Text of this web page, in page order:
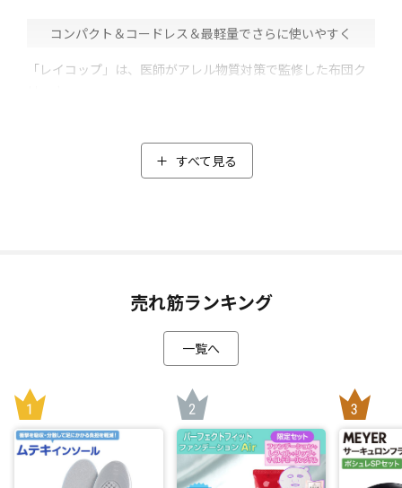
コンパクト＆コードレス＆最軽量でさらに使いやすく
「レイコップ」は、医師がアレル物質対策で監修した布団ク
して吸引。さらに「LED UV」の照射によって、99.9%の除菌
るような使用感を実現。
さらに軽量設計で手首の負担を減らし、スムーズなかけ心地
布団などのフラットな面はもちろん、今まで掃除しにくかっ
たソファの背もたれや、洗濯しにくい枕まで、家中ラクラク
お掃除。
軽くてコードレスだから、布団やベッドがある寝室や、ソフ
ァのあるリビングなど、どこでも活躍します。
すべて見る
売れ筋ランキング
一覧へ